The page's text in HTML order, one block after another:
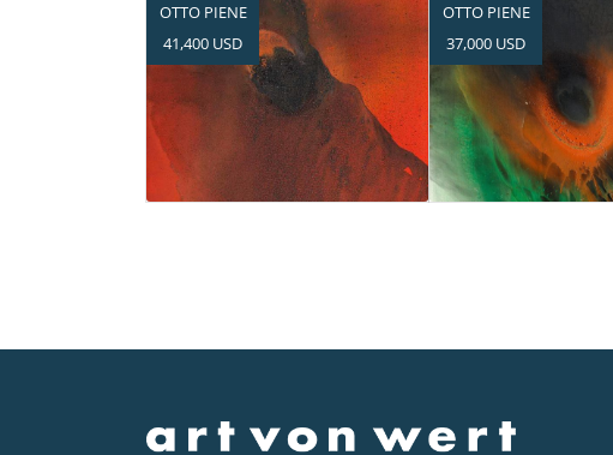
OTTO PIENE
41,400 USD
OTTO PIENE
37,000 USD